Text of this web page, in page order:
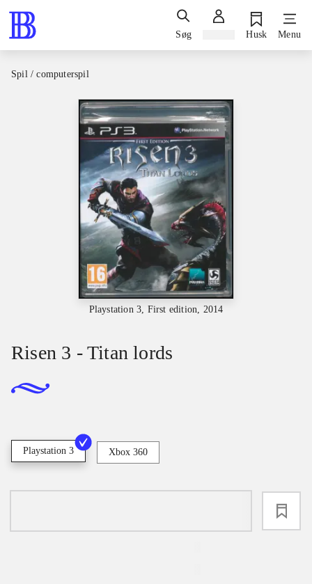
Søg Husk Menu
Spil / computerspil
Playstation 3, First edition, 2014
Risen 3 - Titan lords
Playstation 3 Xbox 360